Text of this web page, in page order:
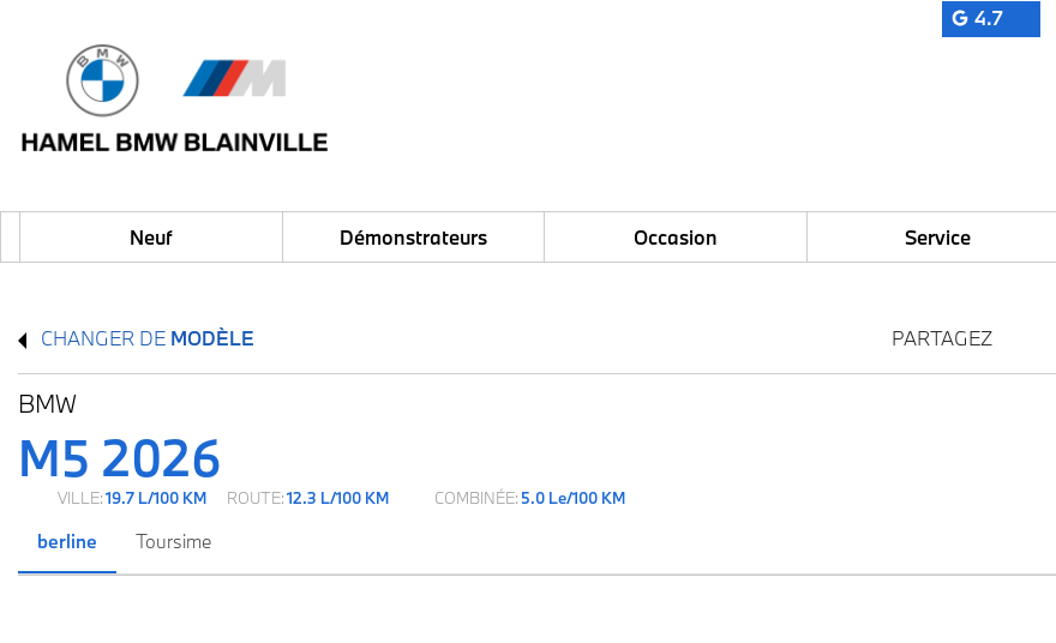
4.7
Neuf Démonstrateurs Occasion Service
CHANGER DE MODÈLE PARTAGEZ
BMW
M5 2026
VILLE:19.7 L/100 KM ROUTE:12.3 L/100 KM COMBINÉE: 5.0 Le/100 KM
berline Toursime